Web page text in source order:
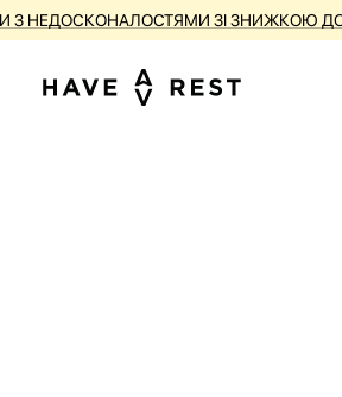
З НЕДОСКОНАЛОСТЯМИ ЗІ ЗНИЖКОЮ ДО